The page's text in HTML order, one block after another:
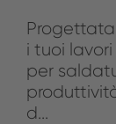
i tuoi
per
d...